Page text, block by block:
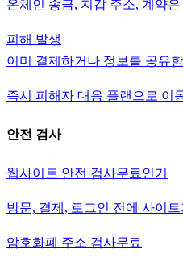
온체인 송금, 지갑 주소, 계약
피해 발생
이미 결제하거나 정보를 공유함
즉시 피해자 대응 플랜으로 이
안전 검사
웹사이트 안전 검사무료인기
방문, 결제, 로그인 전에 사이
암호화폐 주소 검사무료